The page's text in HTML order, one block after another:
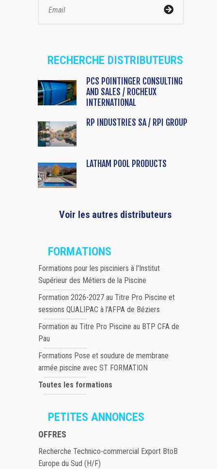
RECHERCHE DISTRIBUTEURS
PCS POINTINGER CONSULTING
AND SALES / ROCHEUX
INTERNATIONAL
RP INDUSTRIES SA / RPI GROUP
LATHAM POOL PRODUCTS
Voir les autres distributeurs
FORMATIONS
Formations pour les pisciniers à l'Institut
Supérieur des Métiers de la Piscine
Formation 2026-2027 au Titre Pro Piscine et
sessions QUALIPAC à l'AFPA de Béziers
Formation au Titre Pro Piscine au BTP CFA de
Pau
Formations Pose et soudure de membrane
armée piscine avec ST FORMATION
Toutes les formations
PETITES ANNONCES
OFFRES
Recherche Technico-commercial Export BtoB
Europe du Sud (H/F)